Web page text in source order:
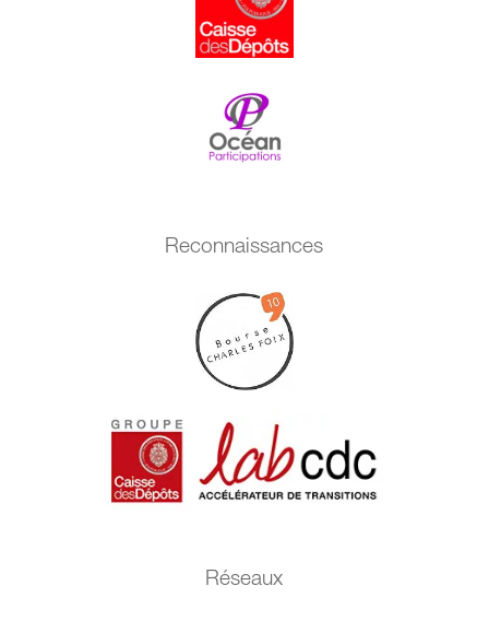
Reconnaissances
Réseaux